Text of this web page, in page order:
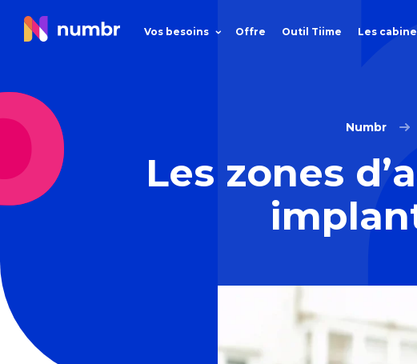
Vos besoins Offre Outil Tiime Les
Numbr
Les zones